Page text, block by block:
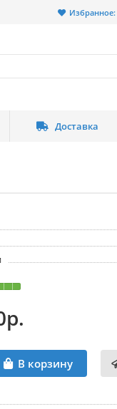
Избранное:
Доставка
В корзину